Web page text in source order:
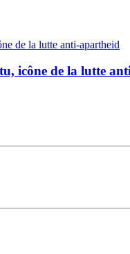
icône de la lutte